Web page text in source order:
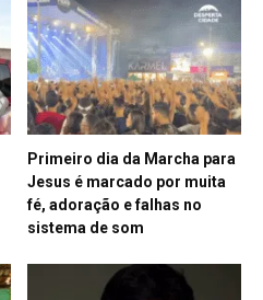
Primeiro dia da Marcha para
Jesus é marcado por muita
fé, adoração e falhas no
sistema de som